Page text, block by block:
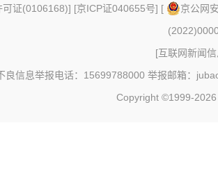
证(0106168)] [京ICP证040655号] [
京公网
[互联网新闻
良信息举报电话：15699788000 举报邮箱：
Copyright ©1999-